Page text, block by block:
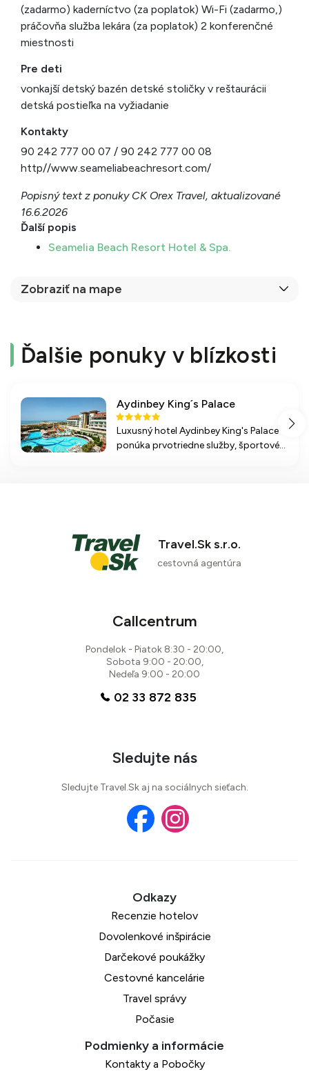
(zadarmo) kaderníctvo (za poplatok) Wi-Fi (zadarmo,)
práčovňa služba lekára (za poplatok) 2 konferenčné
miestnosti
Pre deti
vonkajší detský bazén detské stoličky v reštaurácii
detská postieľka na vyžiadanie
Kontakty
90 242 777 00 07 / 90 242 777 00 08
http//www.seameliabeachresort.com/
Popisný text z ponuky CK Orex Travel, aktualizované
16.6.2026
Ďalší popis
Seamelia Beach Resort Hotel & Spa.
Zobraziť na mape
Ďalšie ponuky v blízkosti
Aydinbey King´s Palace
Luxusný hotel Aydinbey King's Palace
ponúka prvotriedne služby, športové
Travel.Sk s.r.o.
cestovná agentúra
Callcentrum
Pondelok - Piatok 8:30 - 20:00,
Sobota 9:00 - 20:00,
Nedeľa 9:00 - 20:00
02 33 872 835
Sledujte nás
Sledujte Travel.Sk aj na sociálnych sieťach.
Recenzie hotelov
Dovolenkové inšpirácie
Darčekové poukážky
Cestovné kancelárie
Travel správy
Počasie
Kontakty a Pobočky